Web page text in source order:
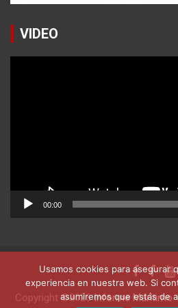
VIDEO
00:00
Copyright ©2026Informe Marítimo
Usamos cookies para asegurar
experiencia en nuestra web. Si
asumiremos que estás de